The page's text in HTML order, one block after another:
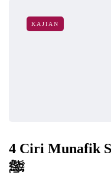
KAJIAN
4 Ciri Munafik
ﷺ